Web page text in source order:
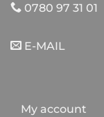
0780 97 31 01
E-MAIL
My account